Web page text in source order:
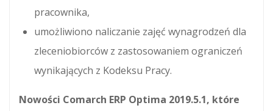
pracownika,
umożliwiono naliczanie zajęć wynagrodzeń dla
zleceniobiorców z zastosowaniem ograniczeń
wynikających z Kodeksu Pracy.
Nowości Comarch ERP Optima 2019.5.1, które